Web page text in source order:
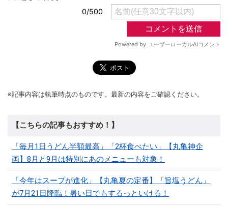
※記事内容は執筆時点のものです。最新の内容をご確認ください。
【こちらの記事もおすすめ！】
「毎月1日うどん半額最高」「2杯食べたい」【丸亀神企
画】8月と9月は特別にあのメニューも対象！
「今年はスープが進化」【丸亀夏の定番】「旨塩うどん」
が7月21日降臨！暑い日でもするっといける！